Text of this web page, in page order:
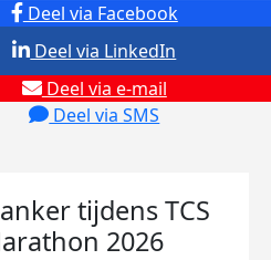
Deel via Facebook
Deel via e-mail
Deel via SMS
Deel via LinkedIn
tijdens TCS
2026